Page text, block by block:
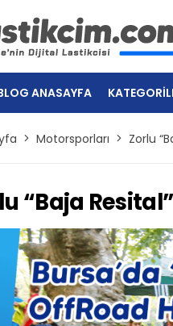
ANASAYFA
Motorsporları Zorlu
“Baja